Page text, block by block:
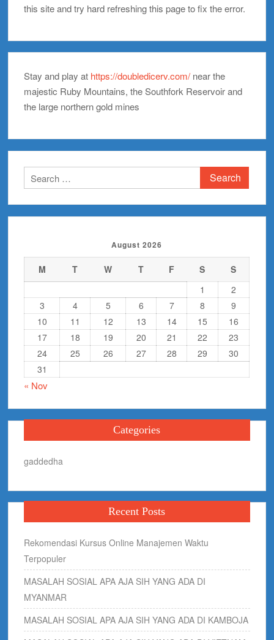
this site and try hard refreshing this page to fix the error.
Stay and play at https://doubledicerv.com/ near the
majestic Ruby Mountains, the Southfork Reservoir and
the large northern gold mines
Search
for:
August 2026
M T W T F S
S
1
2
3
4 5 6 7 8
9
10
11 12 13 14 15
16
17
18 19 20 21 22
23
24
25 26 27 28 29
30
31
« Nov
Categories
gaddedha
Recent Posts
Rekomendasi Kursus Online Manajemen Waktu
Terpopuler
MASALAH SOSIAL APA AJA SIH YANG ADA DI
MYANMAR
MASALAH SOSIAL APA AJA SIH YANG ADA DI KAMBOJA